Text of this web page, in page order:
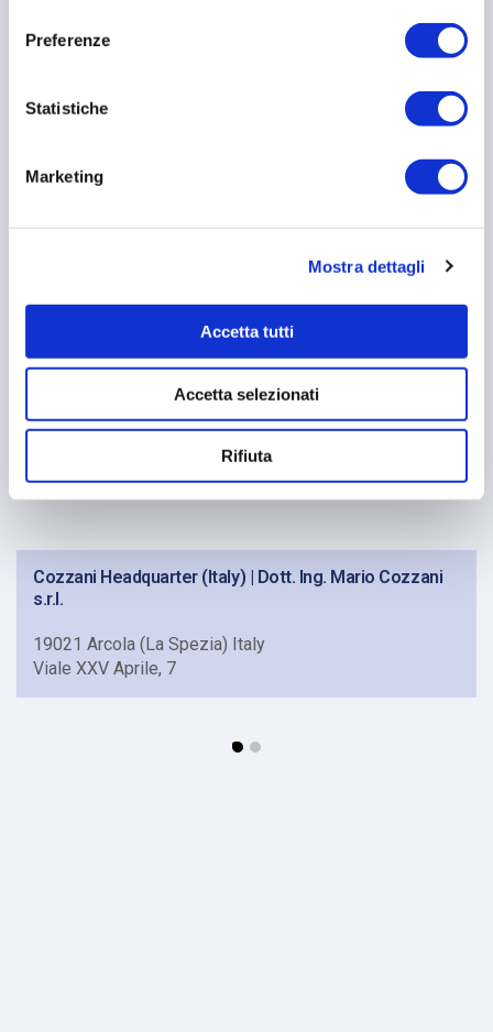
Preferenze
Statistiche
Marketing
Mostra dettagli
Accetta tutti
Accetta selezionati
Rifiuta
Find a Cozzani Office Near You
Cozzani Headquarter (Italy) | Dott. Ing. Mario Cozzani
s.r.l.
19021 Arcola (La Spezia) Italy
Viale XXV Aprile, 7